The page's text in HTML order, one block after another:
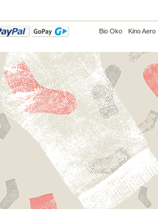
Bio Oko Kino Aero